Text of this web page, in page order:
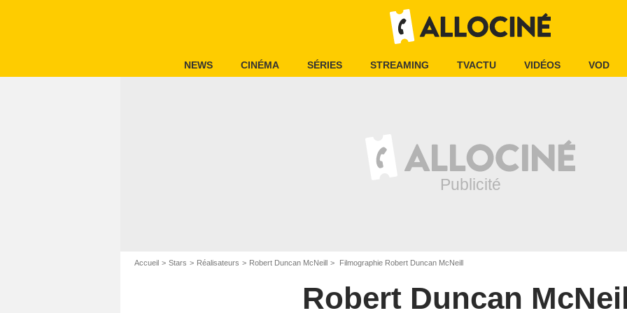
NEWS CINÉMA SÉRIES STREAMING TVACTU VIDÉOS VOD
Accueil Stars Réalisateurs Robert Duncan McNeill Filmographie Robert Duncan McNeill
Robert Duncan